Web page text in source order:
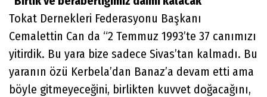
Tokat Dernekleri Federasyonu Başkanı
Cemalettin Can da “2 Temmuz 1993’te 37 canımızı
yitirdik. Bu yara bize sadece Sivas’tan kalmadı. Bu
yaranın özü Kerbela’dan Banaz’a devam etti ama
böyle gitmeyeceğini, birlikten kuvvet doğacağını,